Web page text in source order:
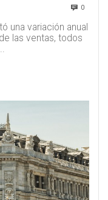
0
una variación anual
las ventas, todos